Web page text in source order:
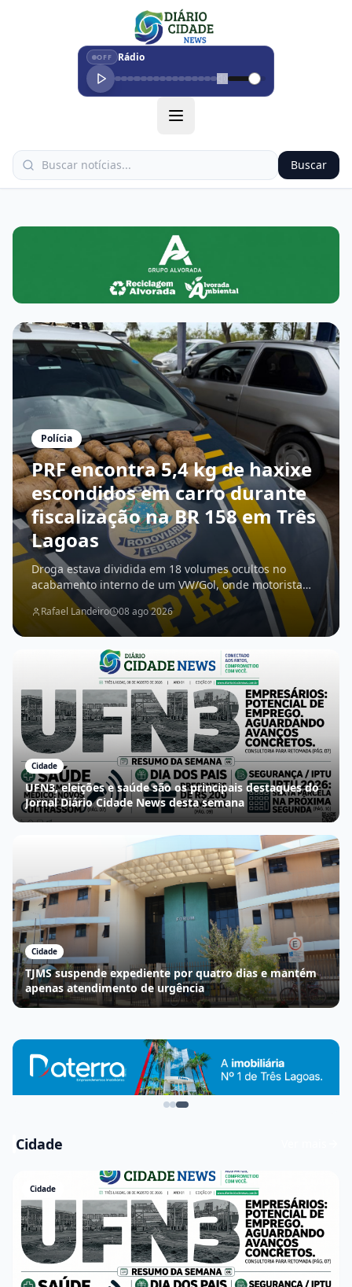
OFF Rádio
Buscar
Polícia
PRF encontra 5,4 kg de haxixe
escondidos em carro durante
fiscalização na BR 158 em Três
Lagoas
Droga estava dividida em 18 volumes ocultos no
acabamento interno de um VW/Gol, onde motorista
confessou que levaria o entorpecente até Três Lagoas
Rafael Landeiro 08 ago 2026
Cidade
UFN3, eleições e saúde são os principais destaques do
Jornal Diário Cidade News desta semana
Cidade
TJMS suspende expediente por quatro dias e mantém
apenas atendimento de urgência
Cidade
Cidade